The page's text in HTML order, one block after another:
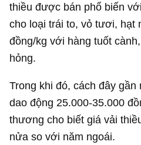
thiều được bán phổ biến
cho loại trái to, vỏ tươi, hạt
đồng/kg với hàng tuốt
hỏng.
Trong khi đó, cách đây gần
dao động 25.000-35.000
thương cho biết giá vải
nửa so với năm ngoái.